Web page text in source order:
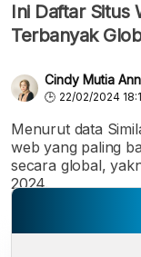
Ini Daftar Situs
Terbanyak
Cindy Mutia
22/02/2024
Menurut data
web yang paling
secara global,
2024.